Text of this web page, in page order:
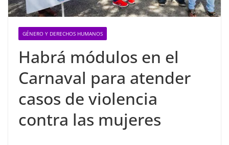
GÉNERO Y DERECHOS HUMANOS
Habrá módulos en el
Carnaval para atender
casos de violencia
contra las mujeres